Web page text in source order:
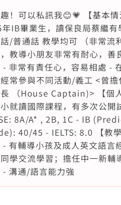
！可以私訊我😊💗 【基本
IB畢業生，讀保良局蔡繼
/普通話 教學均可 （非常流
教導小朋友非常有耐心，善
- 非常有責任心，容易相處 -
常參與不同活動/義工 <曾
長 （House Captain)> 【個
就讀國際課程，有多次公開
8A/A* , 2B, 1C - IB
40/45 - IELTS: 8.0 【教
- 有輔導小孩及成人英文語言
學交流學習；擔任中一新輔
- 溝通/語言能力強